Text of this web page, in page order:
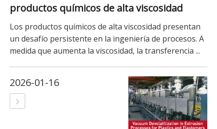
productos químicos de alta viscosidad
Los productos químicos de alta viscosidad presentan
un desafío persistente en la ingeniería de procesos. A
medida que aumenta la viscosidad, la transferencia ...
2026-01-16